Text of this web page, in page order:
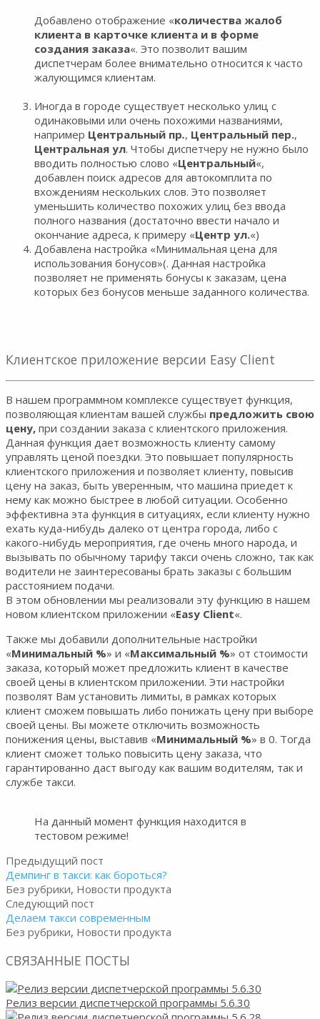
Добавлено отображение «количества жалоб
клиента в карточке клиента и в форме
создания заказа«. Это позволит вашим
диспетчерам более внимательно относится к часто
жалующимся клиентам.
Иногда в городе существует несколько улиц с
одинаковыми или очень похожими названиями,
например Центральный пр., Центральный пер.,
Центральная ул. Чтобы диспетчеру не нужно было
вводить полностью слово «Центральный«,
добавлен поиск адресов для автокомплита по
вхождениям нескольких слов. Это позволяет
уменьшить количество похожих улиц без ввода
полного названия (достаточно ввести начало и
окончание адреса, к примеру «Центр ул.«)
Добавлена настройка «Минимальная цена для
использования бонусов»(. Данная настройка
позволяет не применять бонусы к заказам, цена
которых без бонусов меньше заданного количества.
Клиентское приложение версии Easy Client
В нашем программном комплексе существует функция,
позволяющая клиентам вашей службы предложить свою
цену, при создании заказа с клиентского приложения.
Данная функция дает возможность клиенту самому
управлять ценой поездки. Это повышает популярность
клиентского приложения и позволяет клиенту, повысив
цену на заказ, быть уверенным, что машина приедет к
нему как можно быстрее в любой ситуации. Особенно
эффективна эта функция в ситуациях, если клиенту нужно
ехать куда-нибудь далеко от центра города, либо с
какого-нибудь мероприятия, где очень много народа, и
вызывать по обычному тарифу такси очень сложно, так как
водители не заинтересованы брать заказы с большим
расстоянием подачи.
В этом обновлении мы реализовали эту функцию в нашем
новом клиентском приложении «Easy Client«.
Также мы добавили дополнительные настройки
«Минимальный %» и «Максимальный %» от стоимости
заказа, который может предложить клиент в качестве
своей цены в клиентском приложении. Эти настройки
позволят Вам установить лимиты, в рамках которых
клиент сможем повышать либо понижать цену при выборе
своей цены. Вы можете отключить возможность
понижения цены, выставив «Минимальный %» в 0. Тогда
клиент сможет только повысить цену заказа, что
гарантированно даст выгоду как вашим водителям, так и
службе такси.
На данный момент функция находится в
тестовом режиме!
Предыдущий пост
Демпинг в такси: как бороться?
Без рубрики, Новости продукта
Следующий пост
Делаем такси современным
Без рубрики, Новости продукта
СВЯЗАННЫЕ ПОСТЫ
Релиз версии диспетчерской программы 5.6.30